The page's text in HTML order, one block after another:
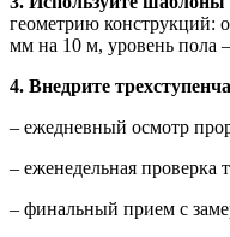
геометрию конструкций:
мм на 10 м, уровень пола
4. Внедрите
– ежедневный осмотр
– еженедельная проверка
– финальный прием с